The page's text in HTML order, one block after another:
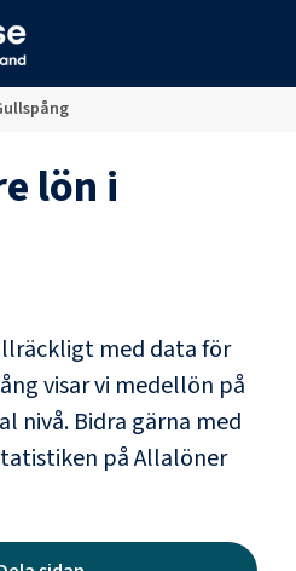
lön i
med data för
visar vi medellön på
nivå. Bidra gärna med
på Allalöner